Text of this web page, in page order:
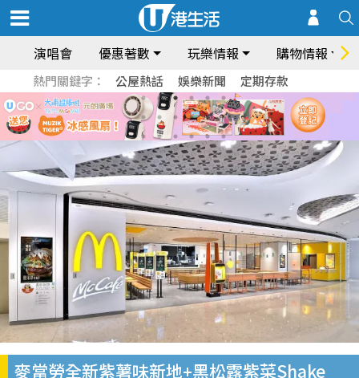
演唱會 優惠著數 玩樂情報 購物情報
熱門關鍵字： 公屋熱話 娛樂新聞 定期存款
麥當勞全新紫薯味新地+黑松露紫菜Shake